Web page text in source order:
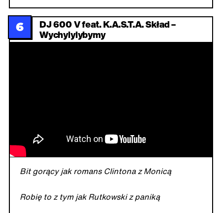
6
DJ 600 V feat. K.A.S.T.A. Skład –
Wychylylybymy
Bit gorący jak romans Clintona z Monicą
Robię to z tym jak Rutkowski z paniką